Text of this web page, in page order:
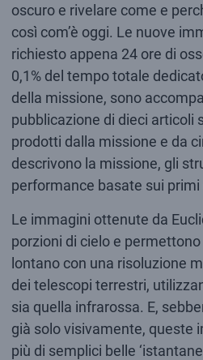
oscuro e rivelare come e
così com’è oggi. Le nuove
richiesto appena 24 ore di
0,1% del tempo totale
della missione, sono
pubblicazione di dieci articoli
prodotti dalla missione e da
descrivono la missione, gli
performance basate sui primi
Le immagini ottenute da
porzioni di cielo e
lontano con una risoluzione
dei telescopi terrestri,
sia quella infrarossa. E,
già solo visivamente, queste
più di semplici belle